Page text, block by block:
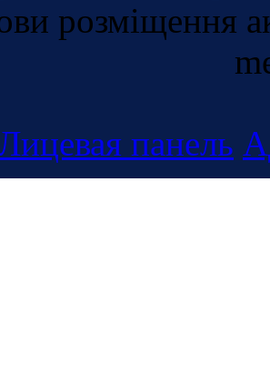
розміщення
панель